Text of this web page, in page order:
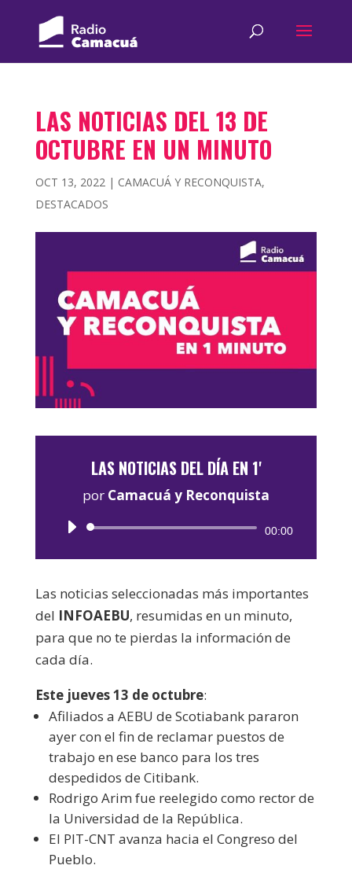
LAS NOTICIAS DEL 13 DE
OCTUBRE EN UN MINUTO
OCT 13, 2022| CAMACUÁ Y RECONQUISTA,
DESTACADOS
LAS NOTICIAS DEL DÍA EN 1'
por Camacuá y Reconquista
Reproductor
00:00
Las noticias seleccionadas más importantes
del INFOAEBU, resumidas en un minuto,
para que no te pierdas la información de
cada día.
Este jueves 13 de octubre:
Afiliados a AEBU de Scotiabank pararon
ayer con el fin de reclamar puestos de
trabajo en ese banco para los tres
despedidos de Citibank.
Rodrigo Arim fue reelegido como rector de
la Universidad de la República.
El PIT-CNT avanza hacia el Congreso del
Pueblo.